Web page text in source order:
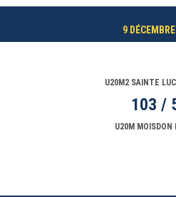
9
U20M2 SAINTE
103 /
U20M MOISDON